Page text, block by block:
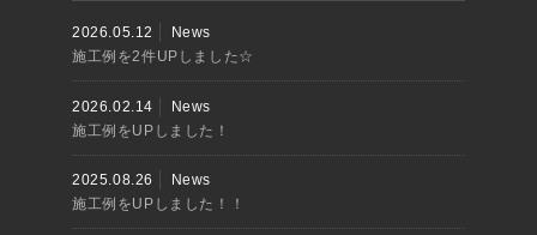
2026.05.12
News
施工例を2件UPしました☆
2026.02.14
News
施工例をUPしました！
2025.08.26
News
施工例をUPしました！！